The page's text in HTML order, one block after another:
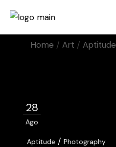
Home Art Aptitude
28
Ago
Aptitude /Photography